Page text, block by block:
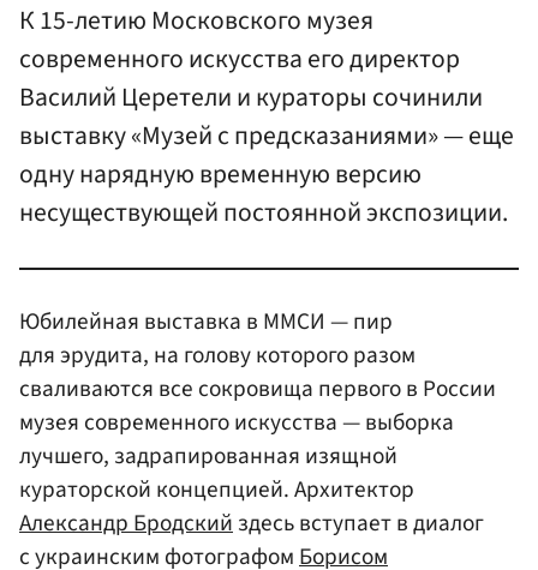
К 15-летию Московского музея
современного искусства его директор
Василий Церетели и кураторы сочинили
выставку «Музей с предсказаниями» — еще
одну нарядную временную версию
несуществующей постоянной экспозиции.
Юбилейная выставка в ММСИ — пир
для эрудита, на голову которого разом
сваливаются все сокровища первого в России
музея современного искусства — выборка
лучшего, задрапированная изящной
кураторской концепцией. Архитектор
Александр Бродский здесь вступает в диалог
с украинским фотографом Борисом